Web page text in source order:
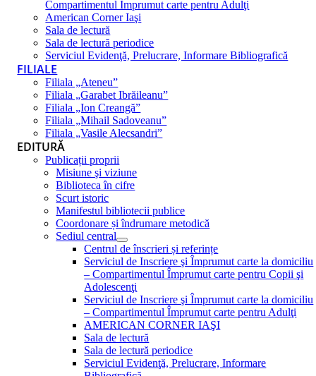
Compartimentul Împrumut carte pentru Adulţi
American Corner Iaşi
Sala de lectură
Sala de lectură periodice
Serviciul Evidenţă, Prelucrare, Informare Bibliografică
FILIALE
Filiala „Ateneu”
Filiala „Garabet Ibrăileanu”
Filiala „Ion Creangă”
Filiala „Mihail Sadoveanu”
Filiala „Vasile Alecsandri”
EDITURĂ
Publicații proprii
Misiune şi viziune
Biblioteca în cifre
Scurt istoric
Manifestul bibliotecii publice
Coordonare și îndrumare metodică
Sediul central
Centrul de înscrieri și referințe
Serviciul de Inscriere şi Împrumut carte la domiciliu
– Compartimentul Împrumut carte pentru Copii şi
Adolescenţi
Serviciul de Inscriere şi Împrumut carte la domiciliu
– Compartimentul Împrumut carte pentru Adulţi
AMERICAN CORNER IAŞI
Sala de lectură
Sala de lectură periodice
Serviciul Evidenţă, Prelucrare, Informare